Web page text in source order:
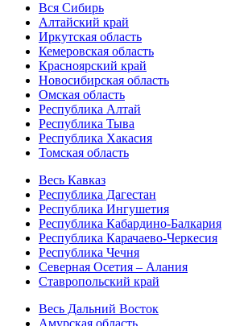
Вся Сибирь
Алтайский край
Иркутская область
Кемеровская область
Красноярский край
Новосибирская область
Омская область
Республика Алтай
Республика Тыва
Республика Хакасия
Томская область
Весь Кавказ
Республика Дагестан
Республика Ингушетия
Республика Кабардино-Балкария
Республика Карачаево-Черкесия
Республика Чечня
Северная Осетия – Алания
Ставропольский край
Весь Дальний Восток
Амурская область